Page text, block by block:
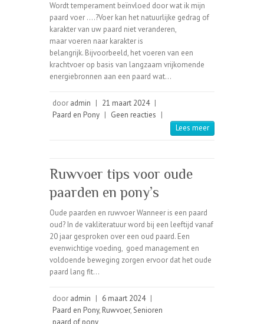
Wordt temperament beïnvloed door wat ik mijn
paard voer ….?Voer kan het natuurlijke gedrag of
karakter van uw paard niet veranderen,
maar voeren naar karakter is
belangrijk. Bijvoorbeeld, het voeren van een
krachtvoer op basis van langzaam vrijkomende
energiebronnen aan een paard wat…
door admin | 21 maart 2024 |
Paard en Pony | Geen reacties |
Lees meer
Ruwvoer tips voor oude
paarden en pony’s
Oude paarden en ruwvoer Wanneer is een paard
oud? In de vakliteratuur word bij een leeftijd vanaf
20 jaar gesproken over een oud paard. Een
evenwichtige voeding, goed management en
voldoende beweging zorgen ervoor dat het oude
paard lang fit…
door admin | 6 maart 2024 |
Paard en Pony, Ruwvoer,Senioren
paard of pony